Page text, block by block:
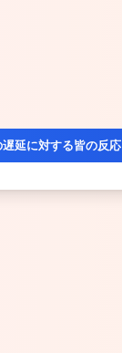
延に対する皆の反応